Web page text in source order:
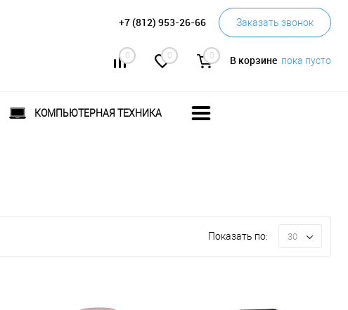
+7 (812) 953-26-66 Заказать звонок
0 0 0 В корзине пока пусто
КОМПЬЮТЕРНАЯ ТЕХНИКА
Показать по: 30